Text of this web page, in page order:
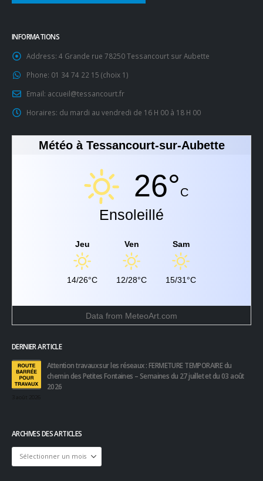
INFORMATIONS
Address: 4 Grande rue 78250 Tessancourt sur Aubette
Phone: 01 34 74 22 15 (choix 1)
Email: accueil@tessancourt.fr
Horaires: du mardi au vendredi de 16 H 00 à 18 H 00
Météo à Tessancourt-sur-Aubette
26°C
Ensoleillé
Jeu
14/26°C
Ven
12/28°C
Sam
15/31°C
Data from MeteoArt.com
DERNIER ARTICLE
Attention travaux sur les réseaux : FERMETURE TEMPORAIRE du
chemin des Petites Fontaines – Semaines du 27 juillet et du 03 août
2026
ARCHIVES DES ARTICLES
Archives
des